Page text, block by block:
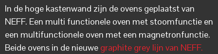
In de hoge kastenwand zijn de ovens geplaatst van
NEFF. Een multi functionele oven met stoomfunctie en
een multifunctionele oven met een magnetronfunctie.
Beide ovens in de nieuwe graphite grey lijn van NEFF.